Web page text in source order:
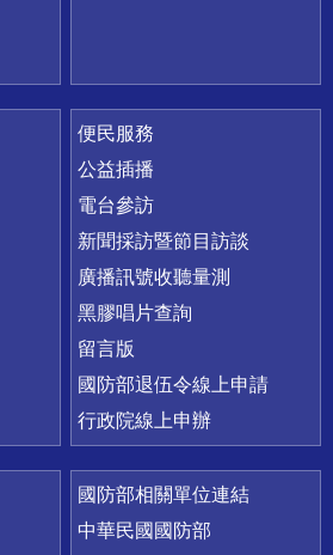
便民服務
公益插播
電台參訪
新聞採訪暨節目訪談
廣播訊號收聽量測
黑膠唱片查詢
留言版
國防部退伍令線上申請
行政院線上申辦
國防部相關單位連結
中華民國國防部